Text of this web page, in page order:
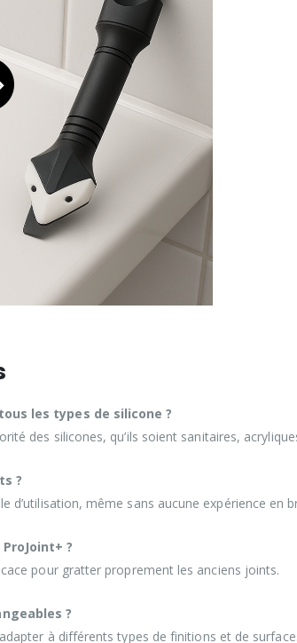
les types de silicone ?
des silicones, qu’ils soient sanitaires,
?
d’utilisation, même sans aucune expérience en
?
pour gratter proprement les anciens joints.
?
à différents types de finitions et de